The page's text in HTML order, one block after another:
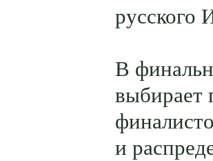
русского
В
выбирает
и